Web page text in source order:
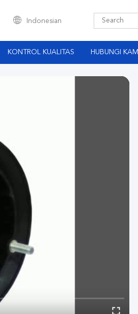
Indonesian
KONTROL KUALITAS HUBUNGI KAMI